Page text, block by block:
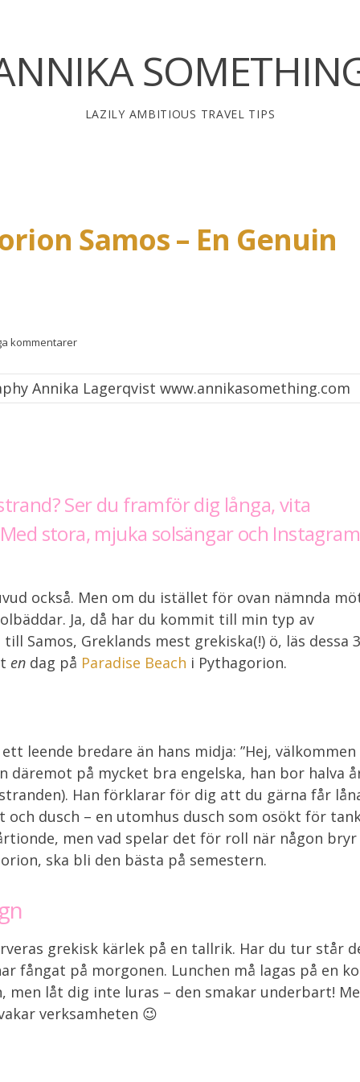
LAZILY AMBITIOUS TRAVEL TIPS
Samos – En Genuin
kommentarer
Ser du framför dig långa, vita
stora, mjuka solsängar och
också. Men om du istället för ovan nämnda
Ja, då har du kommit till min typ av
Samos, Greklands mest grekiska(!) ö, läs dessa 3
en dag på Paradise Beach i Pythagorion.
leende bredare än hans midja: ”Hej,
däremot på mycket bra engelska, han bor halva
Han förklarar för dig att du gärna får
dusch – en utomhus dusch som osökt för
men vad spelar det för roll när någon bryr
ska bli den bästa på semestern.
grekisk kärlek på en tallrik. Har du tur står
fångat på morgonen. Lunchen må lagas på en
låt dig inte luras – den smakar underbart!
verksamheten 😉